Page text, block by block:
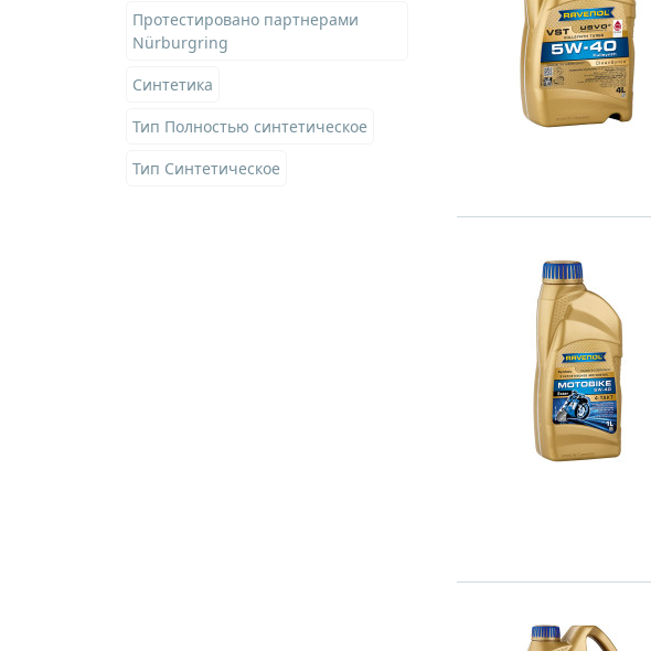
Протестировано партнерами
Nürburgring
Синтетика
Тип Полностью синтетическое
Тип Синтетическое